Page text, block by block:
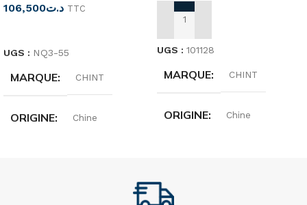
د.ت106,500
TTC
UGS : NQ3-55
MARQUE CHINT
ORIGINE Chine
AJOUTER AU PANIER
UGS : 101128
MARQUE CHINT
ORIGINE Chine
TENSION